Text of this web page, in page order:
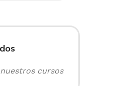
cursos